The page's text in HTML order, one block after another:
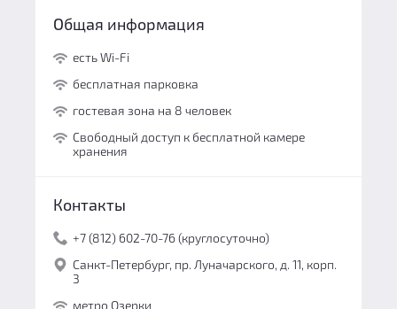
Общая информация
есть Wi-Fi
бесплатная парковка
гостевая зона на 8 человек
Свободный доступ к бесплатной камере
хранения
Контакты
+7 (812) 602-70-76 (круглосуточно)
Санкт-Петербург, пр. Луначарского, д. 11, корп.
3
метро Озерки